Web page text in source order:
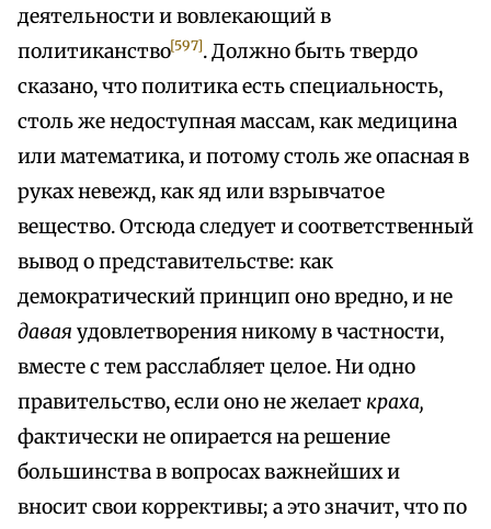
деятельности и вовлекающий в
политиканство[597]. Должно быть твердо
сказано, что политика есть специальность,
столь же недоступная массам, как медицина
или математика, и потому столь же опасная в
руках невежд, как яд или взрывчатое
вещество. Отсюда следует и соответственный
вывод о представительстве: как
демократический принцип оно вредно, и не
давая удовлетворения никому в частности,
вместе с тем расслабляет целое. Ни одно
правительство, если оно не желает краха,
фактически не опирается на решение
большинства в вопросах важнейших и
вносит свои коррективы; а это значит, что по